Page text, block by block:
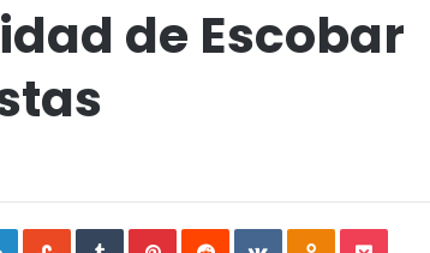
de Escobar
LinkedInStumbleUpon
TumblrPinterestReddit VKontakteOdnoklassniki
Pocket